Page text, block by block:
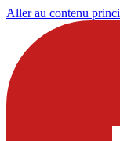
Aller au contenu